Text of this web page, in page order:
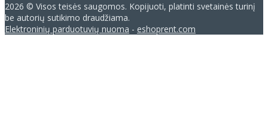
2026 © Visos teisės saugomos. Kopijuoti, platinti svetainės turinį
be autorių sutikimo draudžiama.
Elektroninių parduotuvių nuoma - eshoprent.com